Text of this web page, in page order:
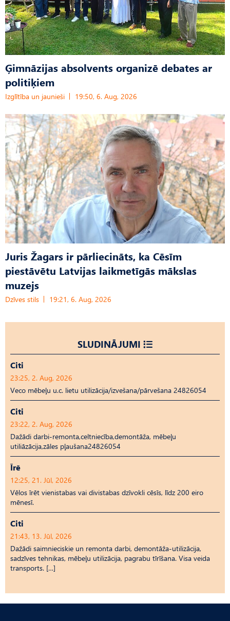
Ģimnāzijas absolvents organizē debates ar
politiķiem
Izglītība un jaunieši 19:50, 6. Aug, 2026
Juris Žagars ir pārliecināts, ka Cēsīm
piestāvētu Latvijas laikmetīgās mākslas
muzejs
Dzīves stils 19:21, 6. Aug, 2026
SLUDINĀJUMI
Citi
23:25, 2. Aug, 2026
Veco mēbeļu u.c. lietu utilizācija/izvešana/pārvešana 24826054
Citi
23:22, 2. Aug, 2026
Dažādi darbi-remonta,celtniecība,demontāža, mēbeļu
utiliāzācija,zāles pļaušana24826054
Īrē
12:25, 21. Jūl, 2026
Vēlos īrēt vienistabas vai divistabas dzīvokli cēsīs, līdz 200 eiro
mēnesī.
Citi
21:43, 13. Jūl, 2026
Dažādi saimnieciskie un remonta darbi, demontāža-utilizācija,
sadzīves tehnikas, mēbeļu utilizācija, pagrabu tīrīšana. Visa veida
transports. […]